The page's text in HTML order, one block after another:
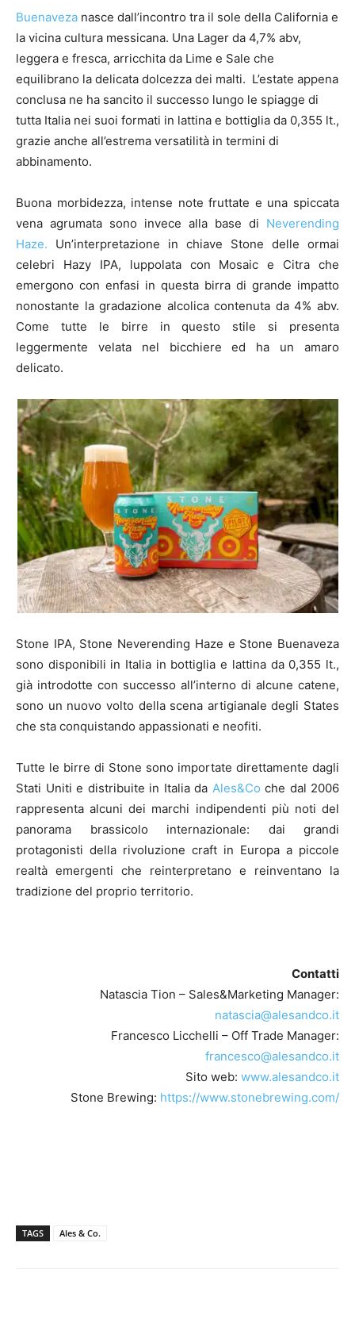
Buenaveza nasce dall’incontro tra il sole della California e
la vicina cultura messicana. Una Lager da 4,7% abv,
leggera e fresca, arricchita da Lime e Sale che
equilibrano la delicata dolcezza dei malti. L’estate appena
conclusa ne ha sancito il successo lungo le spiagge di
tutta Italia nei suoi formati in lattina e bottiglia da 0,355 lt.,
grazie anche all’estrema versatilità in termini di
abbinamento.
Buona morbidezza, intense note fruttate e una spiccata
vena agrumata sono invece alla base di Neverending
Haze. Un’interpretazione in chiave Stone delle ormai
celebri Hazy IPA, luppolata con Mosaic e Citra che
emergono con enfasi in questa birra di grande impatto
nonostante la gradazione alcolica contenuta da 4% abv.
Come tutte le birre in questo stile si presenta
leggermente velata nel bicchiere ed ha un amaro
delicato.
Stone IPA, Stone Neverending Haze e Stone Buenaveza
sono disponibili in Italia in bottiglia e lattina da 0,355 lt.,
già introdotte con successo all’interno di alcune catene,
sono un nuovo volto della scena artigianale degli States
che sta conquistando appassionati e neofiti.
Tutte le birre di Stone sono importate direttamente dagli
Stati Uniti e distribuite in Italia da Ales&Co che dal 2006
rappresenta alcuni dei marchi indipendenti più noti del
panorama brassicolo internazionale: dai grandi
protagonisti della rivoluzione craft in Europa a piccole
realtà emergenti che reinterpretano e reinventano la
tradizione del proprio territorio.
Contatti
Natascia Tion – Sales&Marketing Manager:
natascia@alesandco.it
Francesco Licchelli – Off Trade Manager:
francesco@alesandco.it
Sito web: www.alesandco.it
Stone Brewing: https://www.stonebrewing.com/
TAGS Ales & Co.